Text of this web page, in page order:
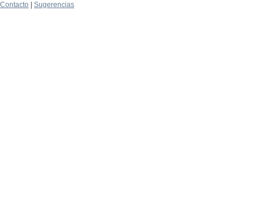
Contacto
Sugerencias